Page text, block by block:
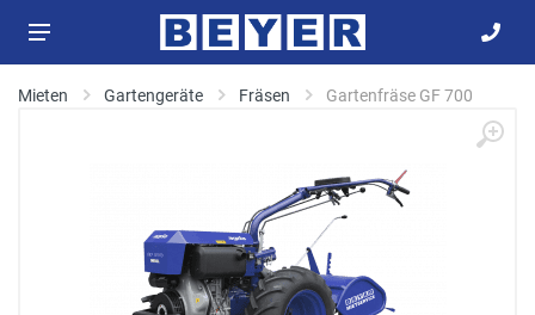
Mieten Gartengeräte Fräsen Gartenfräse GF 700